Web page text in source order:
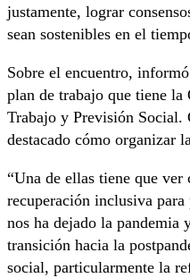
justamente, lograr
sean sostenibles en el
Sobre el encuentro,
plan de trabajo que tiene
Trabajo y Previsión Social.
destacado cómo organizar
“Una de ellas tiene que ver
recuperación inclusiva para
nos ha dejado la pandemia
transición hacia la
social, particularmente la